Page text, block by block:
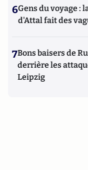
6Gens du voyage :
d'Attal fait des
7Bons baisers de
derrière les
Leipzig